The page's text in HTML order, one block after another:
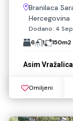
Branilaca
Hercegovina
Dodano: 4
6
1 150m2
Asim Vražalica
Omiljeni